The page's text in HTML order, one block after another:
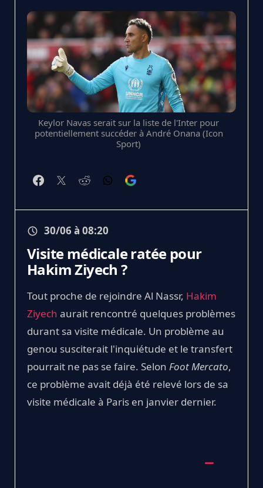
Keylor Navas serait sur la liste de l'Inter pour
potentiellement succéder à André Onana (Icon
Sport)
30/06 à 08:20
Visite médicale ratée pour
Hakim Ziyech ?
Tout proche de rejoindre Al Nassr, Hakim
Ziyech aurait rencontré quelques problèmes
durant sa visite médicale. Un problème au
genou susciterait l'inquiétude et le transfert
pourrait ne pas se faire. Selon Foot Mercato,
ce problème avait déjà été relevé lors de sa
visite médicale à Paris en janvier dernier.